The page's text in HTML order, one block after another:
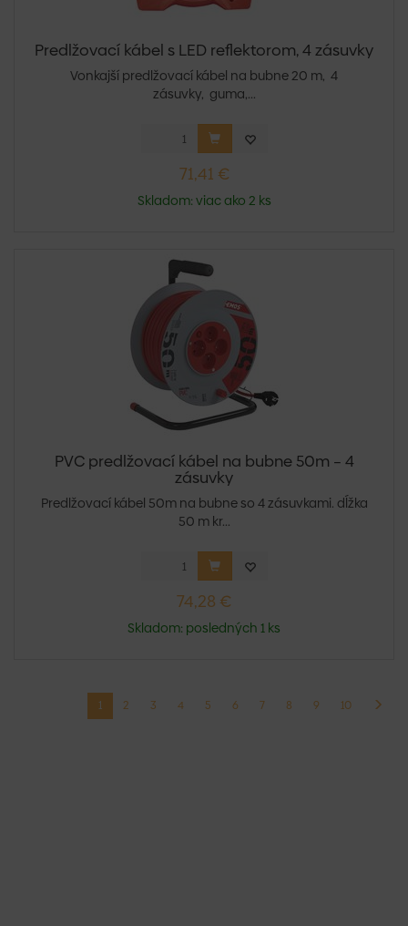
Predlžovací kábel s LED reflektorom, 4 zásuvky
Vonkajší predlžovací kábel na bubne 20 m, 4
zásuvky, guma,...
71,41 €
Skladom: viac ako 2 ks
PVC predlžovací kábel na bubne 50m – 4
zásuvky
Predlžovací kábel 50m na bubne so 4 zásuvkami. dĺžka
50 m kr...
74,28 €
Skladom: posledných 1 ks
1 2 3 4 5 6 7 8 9 10